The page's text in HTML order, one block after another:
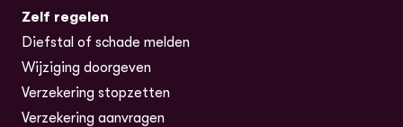
Zelf regelen
Diefstal of schade melden
Wijziging doorgeven
Verzekering stopzetten
Verzekering aanvragen